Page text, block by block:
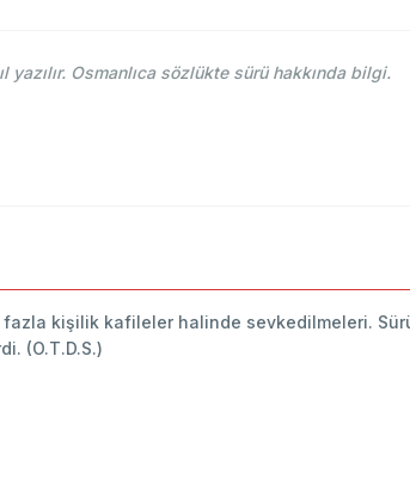
yazılır. Osmanlıca sözlükte sürü hakkında bilgi.
fazla kişilik kafileler halinde sevkedilmeleri.
(O.T.D.S.)